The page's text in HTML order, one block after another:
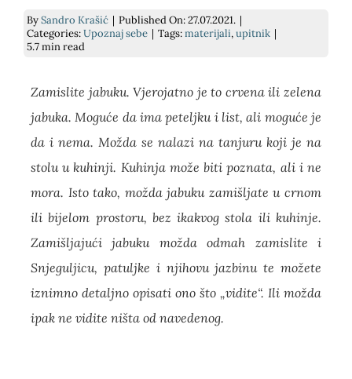
E-savjetovanje
Psihodijagnostika
Pomoć pri učenju
Cjenik
Prekrasna iznutra
kako si? knjiga
Dnevnik mentalnog zdravlja
Podrži nas
Traži...
BySandro Krašić | Published On: 27.07.2021. |
Categories:Upoznaj sebe | Tags:materijali,upitnik |
5.7 min read
Zamislite jabuku. Vjerojatno je to crvena ili zelena
jabuka. Moguće da ima peteljku i list, ali moguće je
da i nema. Možda se nalazi na tanjuru koji je na
stolu u kuhinji. Kuhinja može biti poznata, ali i ne
mora. Isto tako, možda jabuku zamišljate u crnom
ili bijelom prostoru, bez ikakvog stola ili kuhinje.
Zamišljajući jabuku možda odmah zamislite i
Snjeguljicu, patuljke i njihovu jazbinu te možete
iznimno detaljno opisati ono što „vidite“. Ili možda
ipak ne vidite ništa od navedenog.